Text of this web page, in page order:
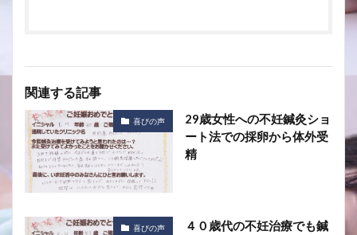
関連する記事
喜びの声
29歳女性への不妊鍼灸ショ
ート法での採卵から体外受
精
喜びの声
４０歳代の不妊治療でも鍼